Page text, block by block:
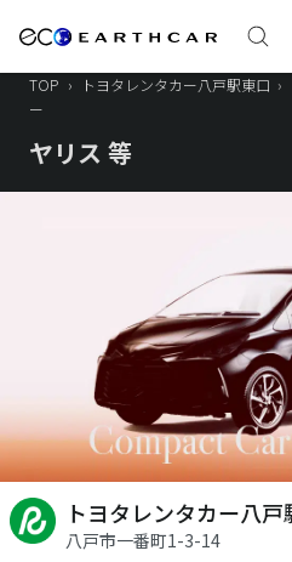
TOP › トヨタレンタカー八戸駅東口 ›
ー
ヤリス 等
トヨタレンタカー八戸
八戸市一番町1-3-14